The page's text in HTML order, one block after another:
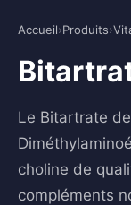
Accueil›Produits›
Le Bitartrate
choline de
compléments